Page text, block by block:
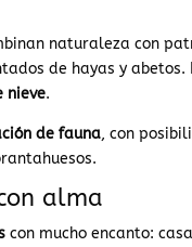
naturaleza con
de hayas y
nieve.
de fauna, con
alma
con mucho encanto: